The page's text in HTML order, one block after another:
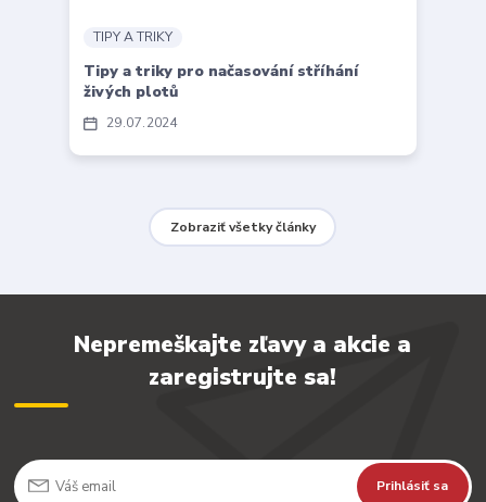
29 07 2024
TIPY A TRIKY
Tipy a triky pro načasování stříhání
živých plotů
Zobraziť všetky články
Nepremeškajte zľavy a akcie a
zaregistrujte sa!
Prihlásiť sa